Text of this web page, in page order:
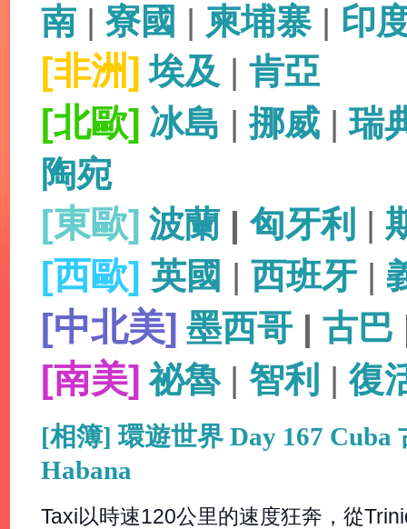
南 | 寮國 | 柬埔寨| 印
[非洲] 埃及 | 肯亞
[北歐] 冰島 |挪威 |瑞
陶宛
[東歐] 波蘭 | 匈牙利 |
[西歐] 英國 | 西班牙 |
[中北美] 墨西哥 | 古巴
[南美] 祕魯| 智利 |復
[相簿] 環遊世界 Day 167 Cuba
Habana
Taxi以時速120公里的速度狂奔，從